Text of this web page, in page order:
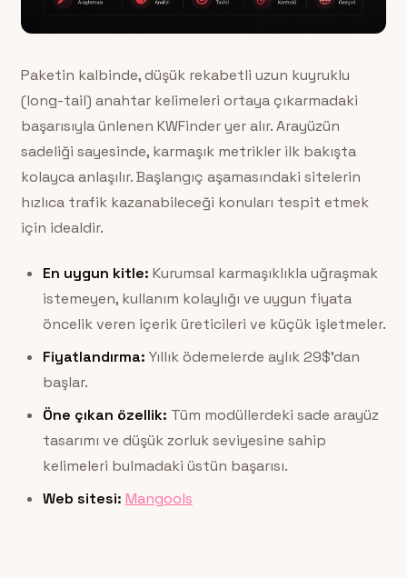
Paketin kalbinde, düşük rekabetli uzun kuyruklu
(long-tail) anahtar kelimeleri ortaya çıkarmadaki
başarısıyla ünlenen KWFinder yer alır. Arayüzün
sadeliği sayesinde, karmaşık metrikler ilk bakışta
kolayca anlaşılır. Başlangıç aşamasındaki sitelerin
hızlıca trafik kazanabileceği konuları tespit etmek
için idealdir.
En uygun kitle: Kurumsal karmaşıklıkla uğraşmak
istemeyen, kullanım kolaylığı ve uygun fiyata
öncelik veren içerik üreticileri ve küçük işletmeler.
Fiyatlandırma: Yıllık ödemelerde aylık 29$’dan
başlar.
Öne çıkan özellik: Tüm modüllerdeki sade arayüz
tasarımı ve düşük zorluk seviyesine sahip
kelimeleri bulmadaki üstün başarısı.
Web sitesi: Mangools